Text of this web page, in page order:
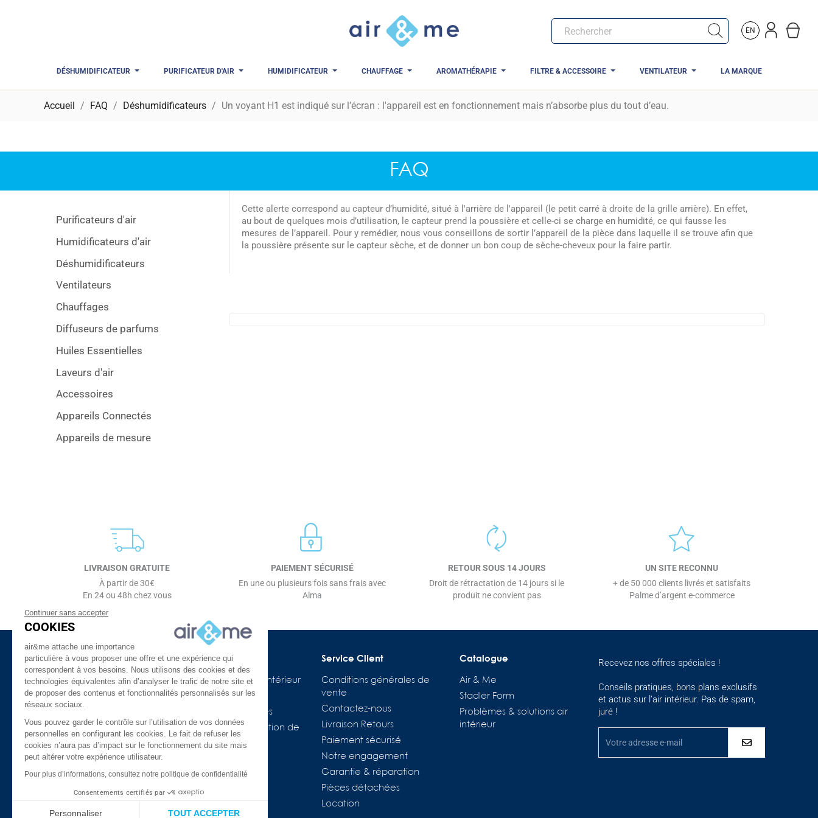
EN
DÉSHUMIDIFICATEUR PURIFICATEUR D'AIR HUMIDIFICATEUR CHAUFFAGE AROMATHÉRAPIE FILTRE & ACCESSOIRE VENTILATEUR LA MARQUE
Accueil FAQ Déshumidificateurs Un voyant H1 est indiqué sur l’écran : l'appareil est en fonctionnement mais n’absorbe plus du tout d’eau.
FAQ
Purificateurs d'air
Humidificateurs d'air
Déshumidificateurs
Ventilateurs
Chauffages
Diffuseurs de parfums
Huiles Essentielles
Laveurs d'air
Accessoires
Appareils Connectés
Appareils de mesure
Cette alerte correspond au capteur d’humidité, situé à l'arrière de l'appareil (le petit carré à droite de la grille arrière). En effet,
au bout de quelques mois d’utilisation, le capteur prend la poussière et celle-ci se charge en humidité, ce qui fausse les
mesures de l’appareil. Pour y remédier, nous vous conseillons de sortir l’appareil de la pièce dans laquelle il se trouve afin que
la poussière présente sur le capteur sèche, et de donner un bon coup de sèche-cheveux pour la faire partir.
LIVRAISON GRATUITE
À partir de 30€
En 24 ou 48h chez vous
PAIEMENT SÉCURISÉ
En une ou plusieurs fois sans frais avec
Alma
RETOUR SOUS 14 JOURS
Droit de rétractation de 14 jours si le
produit ne convient pas
UN SITE RECONNU
+ de 50 000 clients livrés et satisfaits
Palme d’argent e-commerce
à propos d'air&me
La société
Air&me dans la presse
Avis Clients ★★★★★
Qui sommes-nous ?
Mentions légales
Confidentialité et données
personnelles
Besoin d'aide ?
Nos guides de l'air intérieur
Lexique
Appareils connectés
COVID-19 & purification de
Meilleures ventes
FAQ
Service Client
Conditions générales de
vente
Contactez-nous
Livraison Retours
Paiement sécurisé
Notre engagement
Garantie & réparation
Pièces détachées
Location
Catalogue
Air & Me
Stadler Form
Problèmes & solutions air
intérieur
Recevez nos offres spéciales !
Conseils pratiques, bons plans exclusifs
et actus sur l’air intérieur. Pas de spam,
juré !
Continuer sans accepter
COOKIES
air&me attache une importance
particulière à vous proposer une offre et une expérience qui
correspondent à vos besoins. Nous utilisons des cookies et des
technologies équivalentes afin d’analyser le trafic de notre site et
de proposer des contenus et fonctionnalités personnalisés sur les
réseaux sociaux.
Vous pouvez garder le contrôle sur l’utilisation de vos données
personnelles en configurant les cookies. Le fait de refuser les
cookies n’aura pas d’impact sur le fonctionnement du site mais
peut altérer votre expérience utilisateur.
Pour plus d’informations, consultez notre politique de confidentialité
Consentements certifiés par
Personnaliser TOUT ACCEPTER